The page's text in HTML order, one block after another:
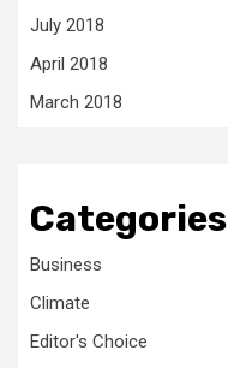
July 2018
April 2018
March 2018
Categories
Business
Climate
Editor's Choice